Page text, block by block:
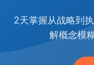
2天掌握从战略到
解概念模